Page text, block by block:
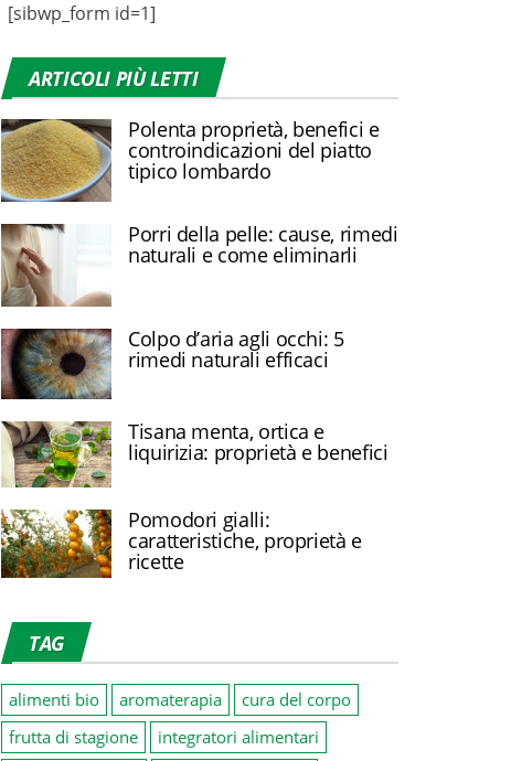
[sibwp_form id=1]
ARTICOLI PIÙ LETTI
Polenta proprietà, benefici e
controindicazioni del piatto
tipico lombardo
Porri della pelle: cause, rimedi
naturali e come eliminarli
Colpo d’aria agli occhi: 5
rimedi naturali efficaci
Tisana menta, ortica e
liquirizia: proprietà e benefici
Pomodori gialli:
caratteristiche, proprietà e
ricette
TAG
alimenti bio aromaterapia
cura del corpo
frutta di stagione
integratori alimentari